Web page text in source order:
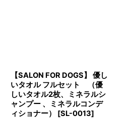
【SALON FOR DOGS】 優し
いタオル フルセット （優
しいタオル2枚、ミネラルシ
ャンプー 、ミネラルコンデ
ィショナー）
[SL-0013]